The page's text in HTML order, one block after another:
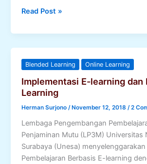
Best
Pembelajaran
Daring
Read Post »
Blended Learning Online Learning
Implementasi E-learning dan
Learning
Herman Surjono /November 12, 2018 /2
Lembaga Pengembangan
Penjaminan Mutu (LP3M) Universitas
Surabaya (Unesa)
Pembelajaran Berbasis E-learning